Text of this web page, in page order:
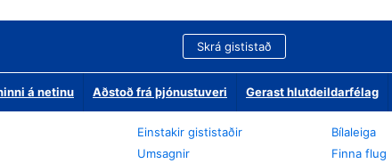
Skrá gististað
á netinu Aðstoð frá þjónustuveri Gerast hlutdeildarfélag
Einstakir gististaðir
Umsagnir
Bílaleiga
Finna flug